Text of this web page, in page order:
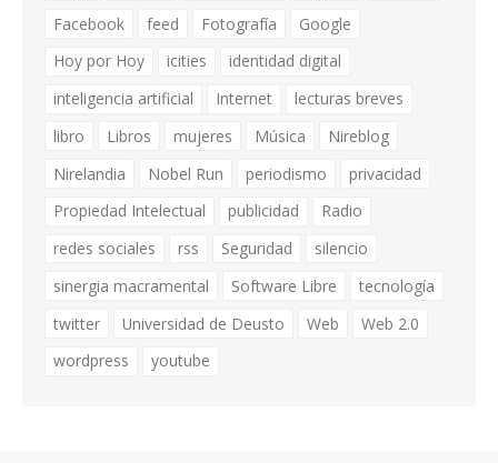
Facebook
feed Fotografía
Google
Hoy por Hoy
icities
identidad digital
inteligencia artificial
Internet
lecturas breves
libro
Libros mujeres Música
Nireblog
Nirelandia
Nobel Run periodismo
privacidad
Propiedad Intelectual
publicidad
Radio
redes sociales
rss Seguridad
silencio
sinergia macramental
Software Libre
tecnología
twitter
Universidad de Deusto Web
Web 2.0
wordpress
youtube